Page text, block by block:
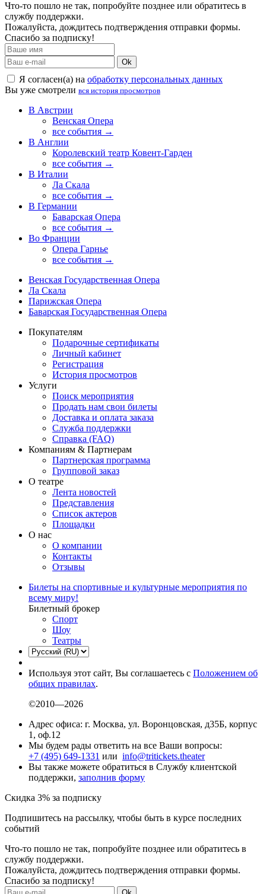
Что-то пошло не так, попробуйте позднее или обратитесь в
службу поддержки.
Пожалуйста, дождитесь подтверждения отправки формы.
Спасибо за подписку!
Ok
Я согласен(а) на обработку персональных данных
Вы уже смотрели вся история просмотров
В Австрии
Венская Опера
все события →
В Англии
Королевский театр Ковент-Гарден
все события →
В Италии
Ла Скала
все события →
В Германии
Баварская Опера
все события →
Во Франции
Опера Гарнье
все события →
Венская Государственная Опера
Ла Скала
Парижская Опера
Баварская Государственная Опера
Покупателям
Подарочные сертификаты
Личный кабинет
Регистрация
История просмотров
Услуги
Поиск мероприятия
Продать нам свои билеты
Доставка и оплата заказа
Служба поддержки
Справка (FAQ)
Компаниям & Партнерам
Партнерская программа
Групповой заказ
О театре
Лента новостей
Представления
Список актеров
Площадки
О нас
О компании
Контакты
Отзывы
Билеты на спортивные и культурные мероприятия по
всему миру!
Билетный брокер
Спорт
Шоу
Театры
Используя этот сайт, Вы соглашаетесь с Положением об
общих правилах.
©2010—2026
Адрес офиса: г. Москва, ул. Воронцовская, д35Б, корпус
1, оф.12
Мы будем рады ответить на все Ваши вопросы:
+7 (495) 649-1331 или info@tritickets.theater
Вы также можете обратиться в Службу клиентской
поддержки, заполнив форму
Скидка 3% за подписку
Подпишитесь на рассылку, чтобы быть в курсе последних
событий
Что-то пошло не так, попробуйте позднее или обратитесь в
службу поддержки.
Пожалуйста, дождитесь подтверждения отправки формы.
Спасибо за подписку!